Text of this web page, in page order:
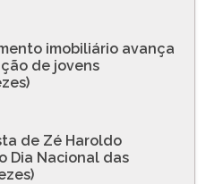
imobiliário avança
de jovens
de Zé Haroldo
Dia Nacional das